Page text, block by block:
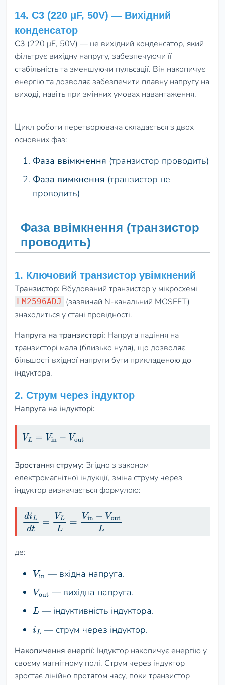
14. C3 (220 μF, 50V) — Вихідний
конденсатор
C3 (220 μF, 50V) — це вихідний конденсатор, який
фільтрує вихідну напругу, забезпечуючи її
стабільність та зменшуючи пульсації. Він накопичує
енергію та дозволяє забезпечити плавну напругу на
виході, навіть при змінних умовах навантаження.
Цикл роботи перетворювача складається з двох
основних фаз:
Фаза ввімкнення (транзистор проводить)
Фаза вимкнення (транзистор не
проводить)
Фаза ввімкнення (транзистор
проводить)
1. Ключовий транзистор увімкнений
Транзистор: Вбудований транзистор у мікросхемі
LM2596ADJ (зазвичай N-канальний MOSFET)
знаходиться у стані провідності.
Напруга на транзисторі: Напруга падіння на
транзисторі мала (близько нуля), що дозволяє
більшості вхідної напруги бути прикладеною до
індуктора.
2. Струм через індуктор
Напруга на індукторі:
VL =V in− Vout
Зростання струму: Згідно з законом
електромагнітної індукції, зміна струму через
індуктор визначається формулою:
diLd =V LL= Vin−VoutL
де:
Vin — вхідна напруга.
Vout — вихідна напруга.
L — індуктивність індуктора.
iL — струм через індуктор.
Накопичення енергії: Індуктор накопичує енергію у
своєму магнітному полі. Струм через індуктор
зростає лінійно протягом часу, поки транзистор